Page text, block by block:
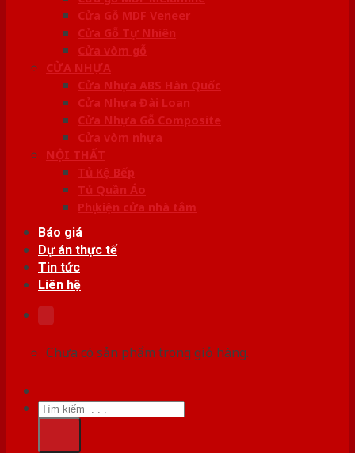
Cửa Gỗ MDF Veneer
Cửa Gỗ Tự Nhiên
Cửa vòm gỗ
CỬA NHỰA
Cửa Nhựa ABS Hàn Quốc
Cửa Nhựa Đài Loan
Cửa Nhựa Gỗ Composite
Cửa vòm nhựa
NỘI THẤT
Tủ Kệ Bếp
Tủ Quần Áo
Phụ kiện cửa nhà tắm
Báo giá
Dự án thực tế
Tin tức
Liên hệ
Chưa có sản phẩm trong giỏ hàng.
Tìm
kiếm: